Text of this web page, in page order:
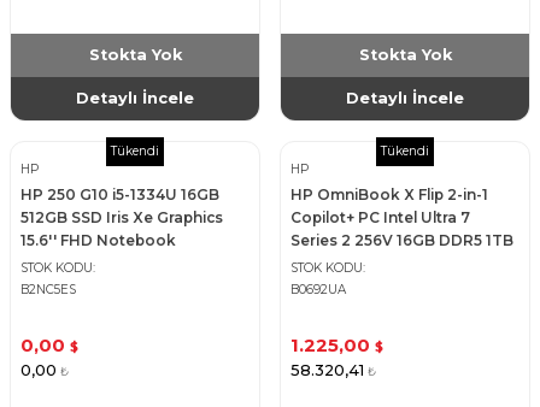
Stokta Yok
Detaylı İncele
Stokta Yok
Detaylı İncele
Tükendi
HP
HP 250 G10 i5-1334U 16GB
512GB SSD Iris Xe Graphics
15.6'' FHD Notebook
STOK KODU
B2NC5ES
0,00 $
0,00 ₺
Tükendi
HP
HP OmniBook X Flip 2-in-1
Copilot+ PC Intel Ultra 7
Series 2 256V 16GB DDR5 1TB
SSD 14'' 2K Touch-Screen
Notebook - Atmospheric Blue
STOK KODU
B0692UA
1.225,00 $
58.320,41 ₺